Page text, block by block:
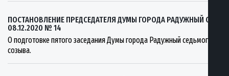
ПОСТАНОВЛЕНИЕ ПРЕДСЕДАТЕЛЯ ДУМЫ ГОРОДА РАДУЖНЫЙ ОТ
08.12.2020 № 14
О подготовке пятого заседания Думы города Радужный седьмого
созыва.